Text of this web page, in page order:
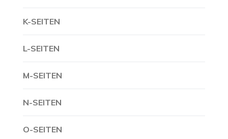
K-SEITEN
L-SEITEN
M-SEITEN
N-SEITEN
O-SEITEN